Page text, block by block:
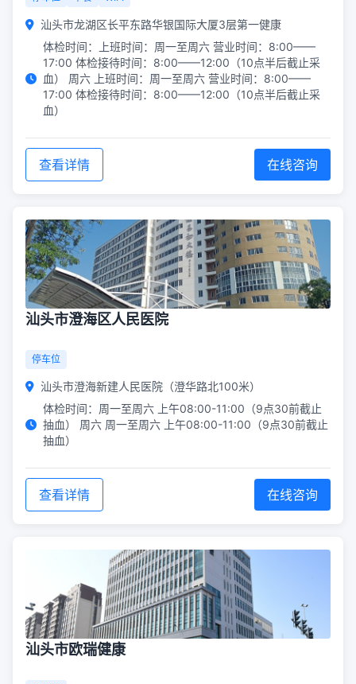
汕头市龙湖区长平东路华银国际大厦3层第一健康
体检时间：上班时间：周一至周六 营业时间：8:00——
17:00 体检接待时间：8:00——12:00（10点半后截止采
血） 周六 上班时间：周一至周六 营业时间：8:00——
17:00 体检接待时间：8:00——12:00（10点半后截止采
血）
查看详情 在线咨询
汕头市澄海区人民医院
停车位
汕头市澄海新建人民医院（澄华路北100米）
体检时间：周一至周六 上午08:00-11:00（9点30前截止
抽血） 周六 周一至周六 上午08:00-11:00（9点30前截止
抽血）
查看详情 在线咨询
汕头市欧瑞健康